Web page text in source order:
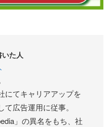
た人
にてキャリアアップを
て広告運用に従事。
」の異名をもち、社